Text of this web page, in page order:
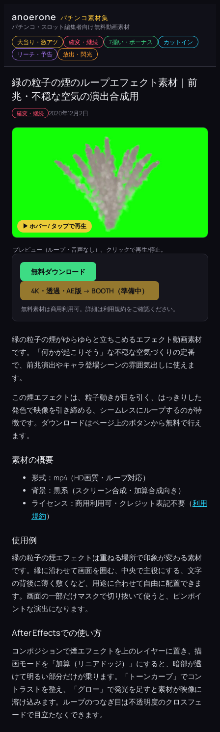
容
ス
キ
プ
anoerone パチンコ素材集
パチンコ・スロット編集者向け 無料動画素材
大当り・激アツ 確変・継続 7揃い・ボーナス
カットイン
リーチ・予告
放出・閃光
緑の粒子の煙のループエフェクト素材｜前
兆・不穏な空気の演出合成用
確変・継続 2020年12月2日
▶ ホバー / タップで再生
プレビュー（ループ・音声なし）。クリックで再生/停止。
無料ダウンロード
4K・透過・AE版 → BOOTH（準備中）
無料素材は商用利用可。詳細は利用規約をご確認ください。
緑の粒子の煙がゆらゆらと立ちこめるエフェクト動画素材
です。「何かが起こりそう」な不穏な空気づくりの定番
で、前兆演出やキャラ登場シーンの雰囲気出しに使えま
す。
この煙エフェクトは、粒子動きが目を引く、はっきりした
発色で映像を引き締める、シームレスにループするのが特
徴です。ダウンロードはページ上のボタンから無料で行え
ます。
素材の概要
形式：mp4（HD画質・ループ対応）
背景：黒系（スクリーン合成・加算合成向き）
ライセンス：商用利用可・クレジット表記不要（利用
規約）
使用例
緑の粒子の煙エフェクトは重ねる場所で印象が変わる素材
です。縁に沿わせて画面を囲む、中央で主役にする、文字
の背後に薄く敷くなど、用途に合わせて自由に配置できま
す。画面の一部だけマスクで切り抜いて使うと、ピンポイ
ントな演出になります。
After Effectsでの使い方
コンポジションで煙エフェクトを上のレイヤーに置き、描
画モードを「加算（リニアドッジ）」にすると、暗部が透
けて明るい部分だけが乗ります。「トーンカーブ」でコン
トラストを整え、「グロー」で発光を足すと素材が映像に
溶け込みます。ループのつなぎ目は不透明度のクロスフェ
ードで目立たなくできます。